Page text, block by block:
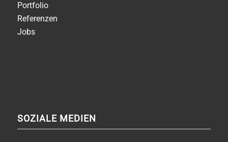
Portfolio
Referenzen
Jobs
SOZIALE MEDIEN